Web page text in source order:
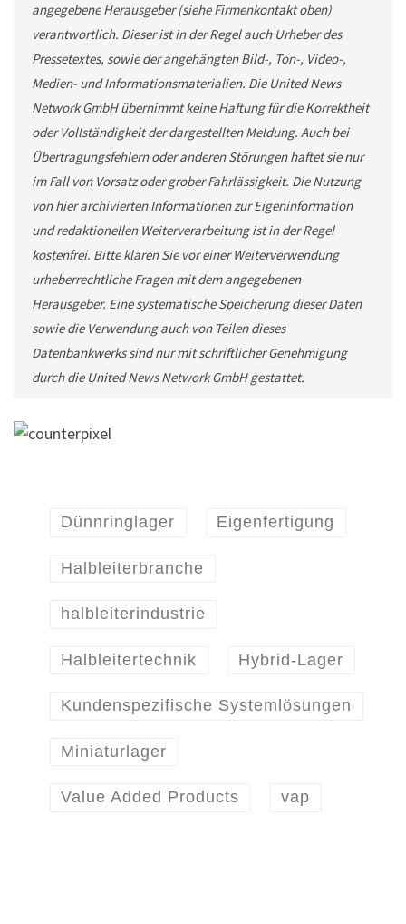
angegebene Herausgeber (siehe Firmenkontakt oben)
verantwortlich. Dieser ist in der Regel auch Urheber des
Pressetextes, sowie der angehängten Bild-, Ton-, Video-,
Medien- und Informationsmaterialien. Die United News
Network GmbH übernimmt keine Haftung für die Korrektheit
oder Vollständigkeit der dargestellten Meldung. Auch bei
Übertragungsfehlern oder anderen Störungen haftet sie nur
im Fall von Vorsatz oder grober Fahrlässigkeit. Die Nutzung
von hier archivierten Informationen zur Eigeninformation
und redaktionellen Weiterverarbeitung ist in der Regel
kostenfrei. Bitte klären Sie vor einer Weiterverwendung
urheberrechtliche Fragen mit dem angegebenen
Herausgeber. Eine systematische Speicherung dieser Daten
sowie die Verwendung auch von Teilen dieses
Datenbankwerks sind nur mit schriftlicher Genehmigung
durch die United News Network GmbH gestattet.
Dünnringlager Eigenfertigung
Halbleiterbranche
halbleiterindustrie
Halbleitertechnik Hybrid-Lager
Kundenspezifische Systemlösungen
Miniaturlager
Value Added Products vap